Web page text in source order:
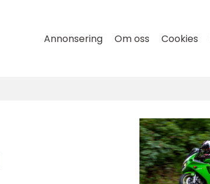
Annonsering Om oss Cookies